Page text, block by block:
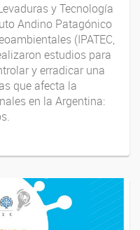
y Tecnología
Andino Patagónico
(IPATEC,
estudios para
y erradicar una
que afecta la
en la Argentina: